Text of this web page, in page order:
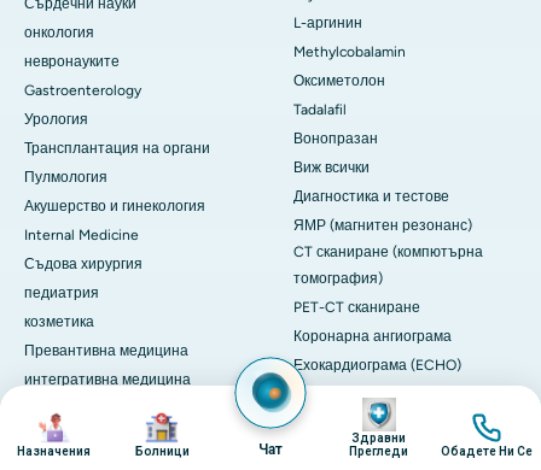
Сърдечни науки
онкология
невронауките
Gastroenterology
Урология
Трансплантация на органи
Пулмология
Акушерство и гинекология
Internal Medicine
Съдова хирургия
педиатрия
козметика
Превантивна медицина
интегративна медицина
Проверка на състоянието на
L-аргинин
Methylcobalamin
Оксиметолон
Tadalafil
Вонопразан
Виж всички
Диагностика и тестове
ЯМР (магнитен резонанс)
CT сканиране (компютърна
томография)
PET-CT сканиране
Коронарна ангиограма
Ехокардиограма (ECHO)
Електрокардиограма (ЕКГ)
Ендоскопия и колоноскопия
SGPT тест
Изображение
Назначения
Изображение
Болници Чат
Изображение
Здравни
Прегледи
Обадете Ни Се